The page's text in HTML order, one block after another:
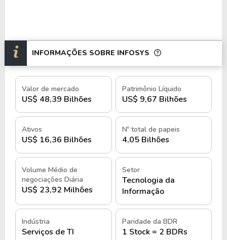
INFORMAÇÕES SOBRE INFOSYS
Valor de mercado
US$ 48,39 Bilhões
Patrimônio Líquido
US$ 9,67 Bilhões
Ativos
US$ 16,36 Bilhões
Nº total de papeis
4,05 Bilhões
Volume Médio de
negociações Diária
US$ 23,92 Milhões
Setor
Tecnologia da
Informação
Indústria
Serviços de TI
Paridade da BDR
1 Stock = 2 BDRs